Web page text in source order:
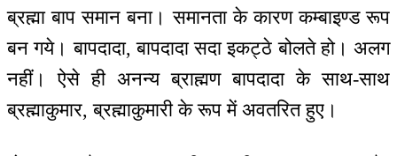
ब्रह्मा बाप समान बना। समानता के कारण कम्बाइण्ड रूप
बन गये। बापदादा, बापदादा सदा इकट्ठे बोलते हो। अलग
नहीं। ऐसे ही अनन्य ब्राह्मण बापदादा के साथ-साथ
ब्रह्माकुमार, ब्रह्माकुमारी के रूप में अवतरित हुए।